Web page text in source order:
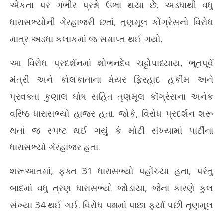
એકતા પર ગંભીર પ્રશ્નો ઉભા થયા છે. અડધાથી વધુ
ધારાસભ્યોની ગેરહાજરી છતાં, તૃણમૂલ કોંગ્રેસનો વિરોધ
માત્ર અડધા કલાકમાં જ સમાપ્ત થઈ ગયો.
આ વિરોધ પ્રદર્શનમાં શોભનદેવ ચટ્ટોપાધ્યાય, ભૂતપૂર્વ
મંત્રી અને કોલકાતાના મેયર ફિરહાદ હકીમ અને
પ્રવક્તા કુણાલ ઘોષ સહિત તૃણમૂલ કોંગ્રેસના અનેક
વરિષ્ઠ ધારાસભ્યો હાજર હતા. જોકે, વિરોધ પ્રદર્શન શરૂ
થતાં જ સ્પષ્ટ થઈ ગયું કે મોટી સંખ્યામાં પાર્ટીના
ધારાસભ્યો ગેરહાજર હતા.
શરૂઆતમાં, ફક્ત 31 ધારાસભ્યો પહોંચ્યા હતા, પરંતુ
બાદમાં વધુ ત્રણ ધારાસભ્યો જોડાયા, જેના કારણે કુલ
સંખ્યા 34 થઈ ગઈ. વિરોધ પક્ષમાં પાછા ફર્યા પછી તૃણમૂલ